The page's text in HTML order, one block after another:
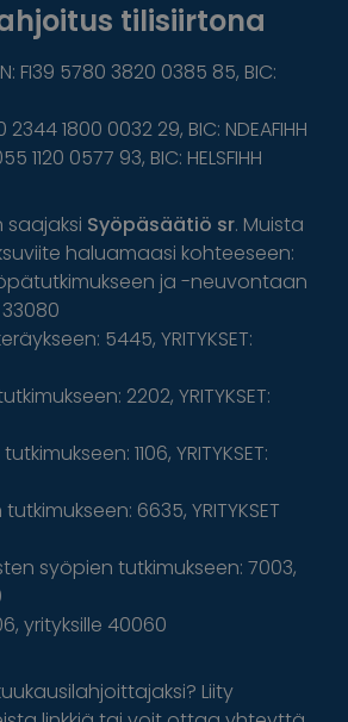
tilisiirtona
FI39 5780 3820 0385 85, BIC:
2344 1800 0032 29, BIC: NDEAFIHH
1120 0577 93, BIC: HELSFIHH
saajaksi Syöpäsäätiö sr. Muista
haluamaasi kohteeseen:
ja -neuvontaan
33080
5445, YRITYKSET:
2202, YRITYKSET:
1106, YRITYKSET:
6635, YRITYKSET
syöpien tutkimukseen: 7003,
yrityksille 40060
Liity